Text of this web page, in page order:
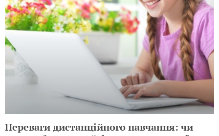
ЩЕ НА TOCHKA.NET